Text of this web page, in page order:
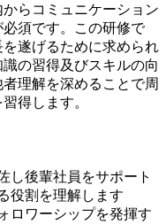
らコミュニケーション
須です。この研修で
遂げるために求められ
の習得及びスキルの向
理解を深めることで周
得します。
し後輩社員をサポート
役割を理解します
ロワーシップを発揮す